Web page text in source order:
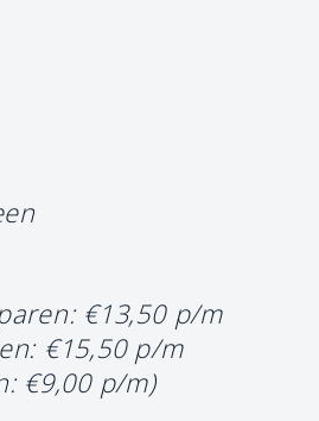
€13,50 p/m
€15,50 p/m
€9,00 p/m)